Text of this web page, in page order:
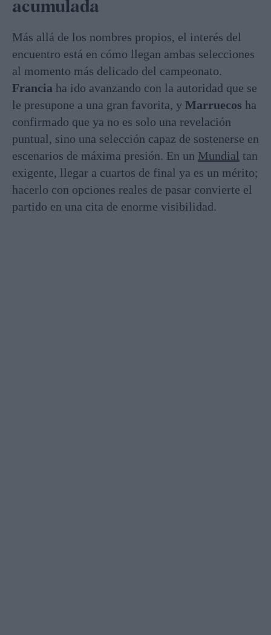
acumulada
Más allá de los nombres propios, el interés del
encuentro está en cómo llegan ambas selecciones
al momento más delicado del campeonato.
Francia ha ido avanzando con la autoridad que se
le presupone a una gran favorita, y Marruecos ha
confirmado que ya no es solo una revelación
puntual, sino una selección capaz de sostenerse en
escenarios de máxima presión. En un Mundial tan
exigente, llegar a cuartos de final ya es un mérito;
hacerlo con opciones reales de pasar convierte el
partido en una cita de enorme visibilidad.